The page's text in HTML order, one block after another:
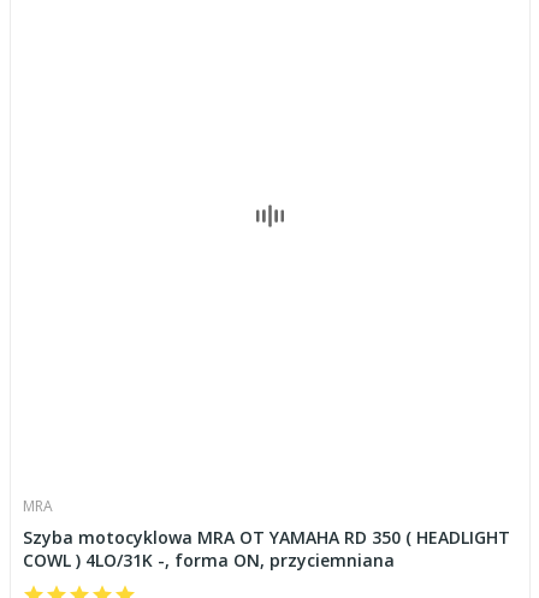
MRA
Szyba motocyklowa MRA OT YAMAHA RD 350 ( HEADLIGHT
COWL ) 4LO/31K -, forma ON, przyciemniana